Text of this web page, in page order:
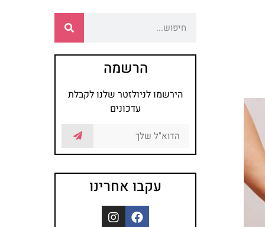
הרשמה
הירשמו לניולזטר שלנו לקבלת
עדכונים
עקבו אחרינו